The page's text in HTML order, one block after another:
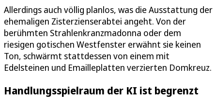
Allerdings auch völlig planlos, was die Ausstattung der
ehemaligen Zisterzienserabtei angeht. Von der
berühmten Strahlenkranzmadonna oder dem
riesigen gotischen Westfenster erwähnt sie keinen
Ton, schwärmt stattdessen von einem mit
Edelsteinen und Emailleplatten verzierten Domkreuz.
Handlungsspielraum der KI ist begrenzt